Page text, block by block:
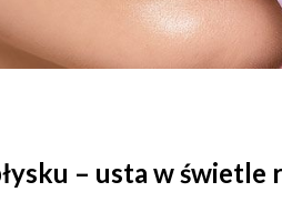
– usta w